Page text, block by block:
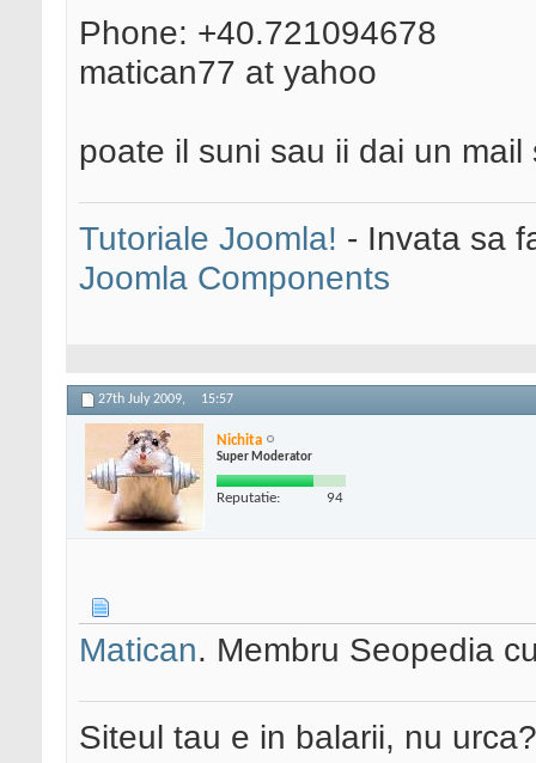
Phone: +40.721094678
matican77 at yahoo
poate il suni sau ii dai un mail
Tutoriale Joomla! - Invata sa
Joomla Components
27th July 2009, 15:57
Nichita
Super Moderator
Reputatie: 94
Matican. Membru Seopedia
Siteul tau e in balarii, nu